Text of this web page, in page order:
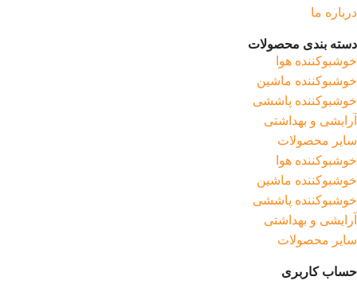
درباره ما
دسته بندی محصولات
خوشبوکننده هوا
خوشبوکننده ماشین
خوشبوکننده پاششی
آرایشی و بهداشتی
سایر محصولات
خوشبوکننده هوا
خوشبوکننده ماشین
خوشبوکننده پاششی
آرایشی و بهداشتی
سایر محصولات
حساب کاربری